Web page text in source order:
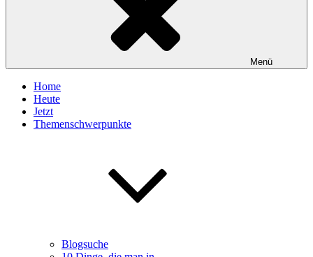
Menü
Home
Heute
Jetzt
Themenschwerpunkte
Blogsuche